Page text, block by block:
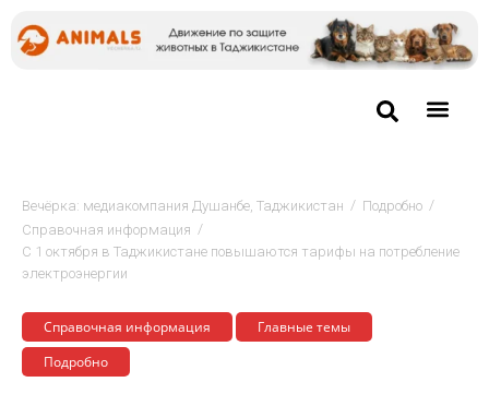
Вечёрка: медиакомпания Душанбе, Таджикистан / Подробно /
Cправочная информация /
С 1 октября в Таджикистане повышаются тарифы на потребление
электроэнергии
Cправочная информация
Главные темы
Подробно